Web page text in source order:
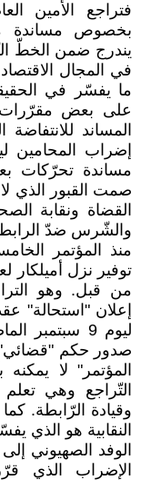
فتراجع الأمين
بخصوص مساندة
يندرج ضمن الخطّ
في المجال
ما يفسّر في
على بعض مقرّرات
المساند
مساندة تحرّكات
صمت القبور الذي
القضاة ونقابة
والشّرس ضدّ
منذ المؤتمر
توفير نزل أميلكار
من قبل. وهو
إعلان "استحالة"
ليوم 9
صدور حكم
المؤتمر" لا
التّراجع وهي
وقيادة الرّابطة.
النقابية هو الذي
الوفد الصهيوني
الإضراب الذي